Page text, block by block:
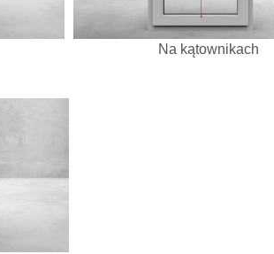
Na kątownikach